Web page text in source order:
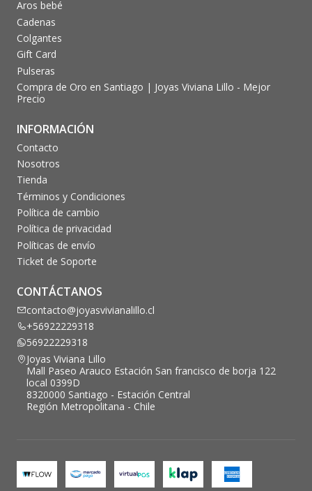
Aros bebé
Cadenas
Colgantes
Gift Card
Pulseras
Compra de Oro en Santiago | Joyas Viviana Lillo - Mejor
Precio
INFORMACIÓN
Contacto
Nosotros
Tienda
Términos y Condiciones
Política de cambio
Política de privacidad
Políticas de envío
Ticket de Soporte
CONTÁCTANOS
contacto@joyasvivianalillo.cl
+56922229318
56922229318
Joyas Viviana Lillo
Mall Paseo Arauco Estación San francisco de borja 122
local 0399D
8320000 Santiago - Estación Central
Región Metropolitana - Chile